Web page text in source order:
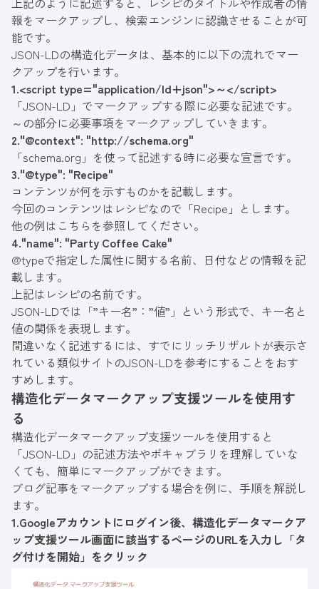
報をマークアップし、検索エンジンに認識させることが可
能です。
JSON-LDの構造化データは、基本的に以下の流れでマー
クアップを行います。
1.<script type="application/ld+json">～</script>
「JSON-LD」でマークアップする際に必要な記述です。
～の部分に必要事項をマークアップしていきます。
2."@context": "http://schema.org"
「schema.org」を使って記述する時に必要な宣言です。
3."@type": "Recipe"
コンテンツが何を示すものかを記載します。
今回のコンテンツはレシピなので「Recipe」とします。
他の例は こちら を参照してください。
4."name": "Party Coffee Cake"
@typeで指定した属性に関する名前、日付などの情報を記
載します。
上記はレシピの名前です。
JSON-LDでは「”キー名”：”値”」という形式で、キー名と
値の関係を表現します。
間違いなく記述するには、すでにリッチリザルトが表示さ
れている類似サイトのJSON-LDを参考にすることをおす
すめします。
構造化データマークアップ支援ツールを使用す
る
構造化データマークアップ支援ツールを使用すると
「JSON-LD」の記述方法やボキャブラリを理解していな
くても、簡単にマークアップができます。
ブログ記事をマークアップする場合を例に、手順を解説し
ます。
1.Googleアカウントにログイン後、構造化データマークア
ップ支援ツール画面に該当するページのURLを入力し「タ
グ付けを開始」をクリック